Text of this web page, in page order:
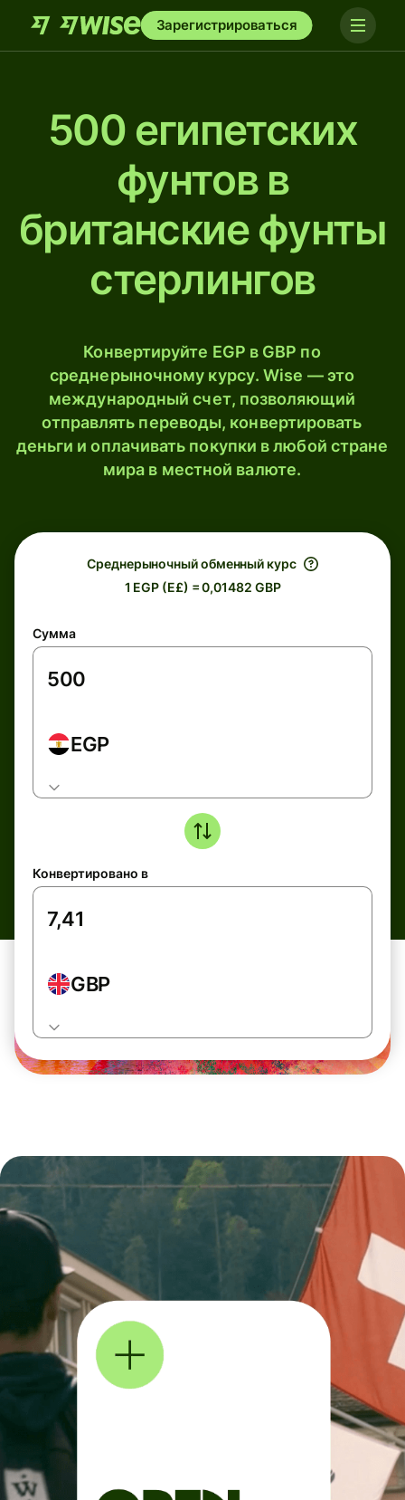
Зарегистрироваться
500 египетских
фунтов в
британские фунты
стерлингов
Конвертируйте EGP в GBP по
среднерыночному курсу. Wise — это
международный счет, позволяющий
отправлять переводы, конвертировать
деньги и оплачивать покупки в любой стране
мира в местной валюте.
Среднерыночный обменный курс
1 EGP (E£) = 0,01482 GBP
Сумма
EGP
Конвертировано в
GBP